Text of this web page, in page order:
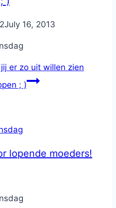
July 16, 2013
er zo uit willen zien
; )
lopende moeders!